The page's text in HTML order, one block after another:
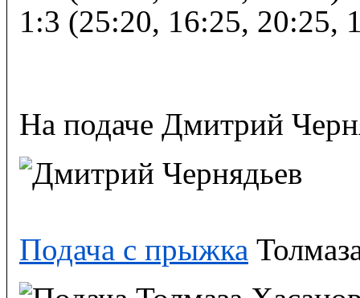
1:3 (25:20, 16:25, 20:25,
На подаче Дмитрий
Подача с прыжка